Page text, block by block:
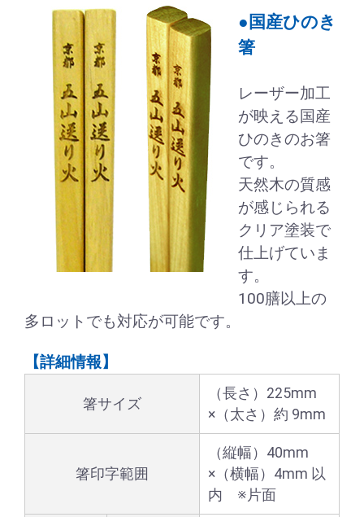
●国産ひのき
箸
レーザー加工
が映える国産
ひのきのお箸
です。
天然木の質感
が感じられる
クリア塗装で
仕上げていま
す。
100膳以上の
多ロットでも対応が可能です。
【詳細情報】
箸サイズ
（長さ）225mm
×（太さ）約 9mm
箸印字範囲
（縦幅）40mm
×（横幅）4mm 以
内 ※片面